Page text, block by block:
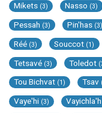
Mikets (3) Nasso (3)
Pessah (3) Pin'has (3)
Réé (3) Souccot (1)
Tetsavé (3) Toledot
Tou Bichvat (1) Tsav
Vaye'hi (3) Vayichla'h